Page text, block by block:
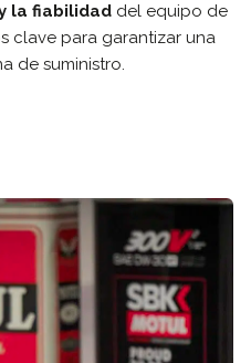
la fiabilidad del equipo de
clave para garantizar una
de suministro.